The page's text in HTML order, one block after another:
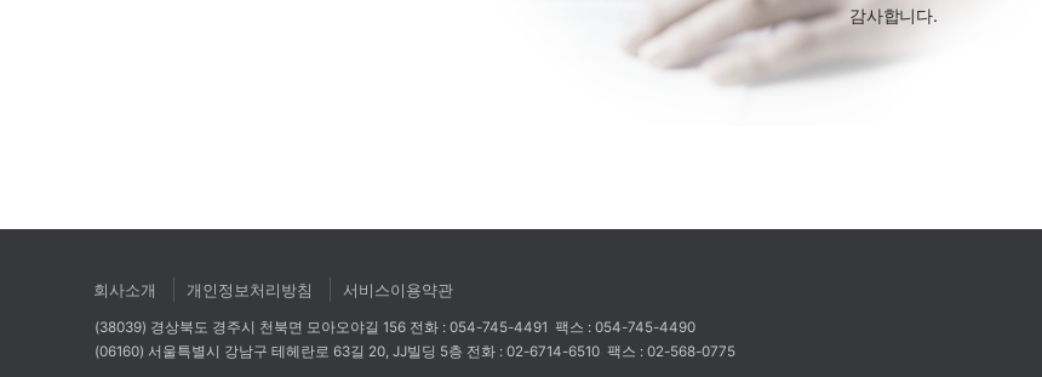
감사합니다.
회사소개 개인정보처리방침 서비스이용약관
(38039) 경상북도 경주시 천북면 모아오야길 156 전화 : 054-745-4491 팩스 : 054-745-4490
(06160) 서울특별시 강남구 테헤란로 63길 20, JJ빌딩 5층 전화 : 02-6714-6510 팩스 : 02-568-0775